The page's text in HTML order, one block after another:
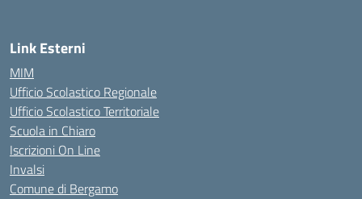
Link Esterni
MIM
Ufficio Scolastico Regionale
Ufficio Scolastico Territoriale
Scuola in Chiaro
Iscrizioni On Line
Invalsi
Comune di Bergamo